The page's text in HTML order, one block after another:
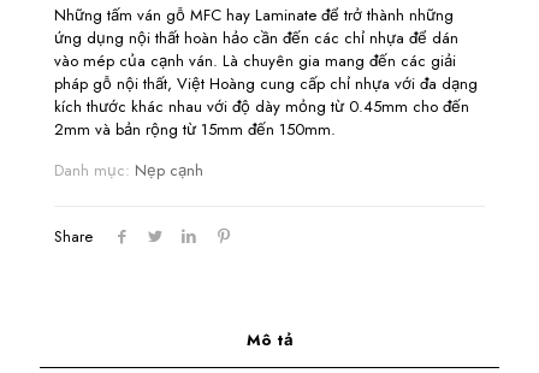
Những tấm ván gỗ MFC hay Laminate để trở thành những
ứng dụng nội thất hoàn hảo cần đến các chỉ nhựa để dán
vào mép của cạnh ván. Là chuyên gia mang đến các giải
pháp gỗ nội thất, Việt Hoàng cung cấp chỉ nhựa với đa dạng
kích thước khác nhau với độ dày mỏng từ 0.45mm cho đến
2mm và bản rộng từ 15mm đến 150mm.
Danh mục: Nẹp cạnh
Share
Mô tả